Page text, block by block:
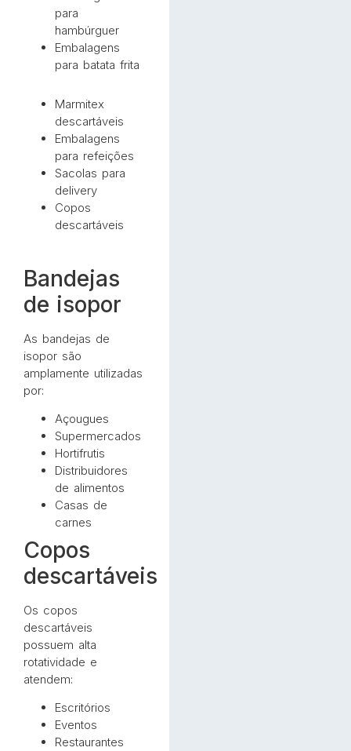
para
hambúrguer
Embalagens
para batata frita
Marmitex
descartáveis
Embalagens
para refeições
Sacolas para
delivery
Copos
descartáveis
Bandejas
de isopor
As bandejas de
isopor são
amplamente utilizadas
por:
Açougues
Supermercados
Hortifrutis
Distribuidores
de alimentos
Casas de
carnes
Copos
descartáveis
Os copos
descartáveis
possuem alta
rotatividade e
atendem:
Escritórios
Eventos
Restaurantes